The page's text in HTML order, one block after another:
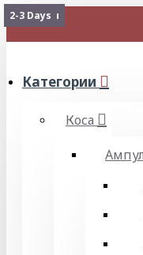
МЕНЮ
Категории
Коса
Изчерпан
2-3 Days